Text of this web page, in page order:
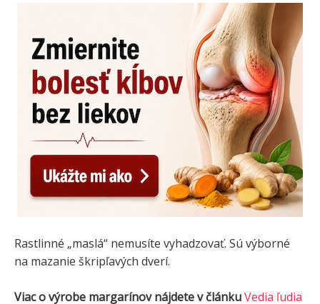
Rastlinné „maslá“ nemusíte vyhadzovať. Sú výborné
na mazanie škripľavých dverí.
Viac o výrobe margarínov nájdete v článkuVedia ľudia